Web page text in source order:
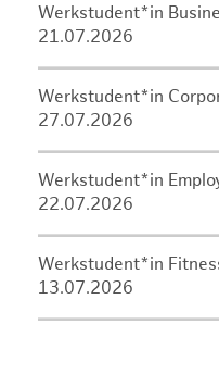
Werkstudent*in
21.07.2026
Werkstudent*in
27.07.2026
Werkstudent*in
22.07.2026
Werkstudent*in
13.07.2026